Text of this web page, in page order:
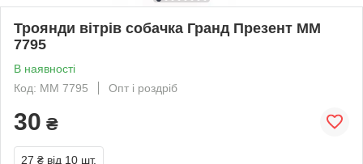
Троянди вітрів собачка Гранд Презент MM
7795
В наявності
Код: MM 7795
Опт і роздріб
30 ₴
27 ₴ від 10 шт.